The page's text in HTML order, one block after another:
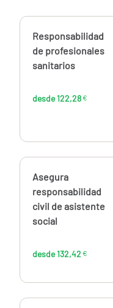
Calcúlalo ahora
Responsabilidad
de profesionales
sanitarios
desde 122,28 €
Calcúlalo ahora
Asegura
responsabilidad
civil de asistente
social
desde 132,42 €